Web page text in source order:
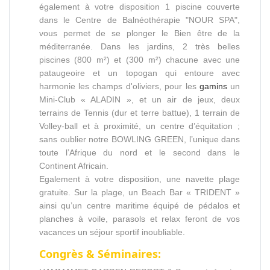
également à votre disposition 1 piscine couverte
dans le Centre de Balnéothérapie "NOUR SPA",
vous permet de se plonger le Bien être de la
méditerranée. Dans les jardins, 2 très belles
piscines (800 m²) et (300 m²) chacune avec une
pataugeoire et un topogan qui entoure avec
harmonie les champs d'oliviers, pour les gamins un
Mini-Club « ALADIN », et un air de jeux, deux
terrains de Tennis (dur et terre battue), 1 terrain de
Volley-ball et à proximité, un centre d’équitation ;
sans oublier notre BOWLING GREEN, l’unique dans
toute l’Afrique du nord et le second dans le
Continent Africain.
Egalement à votre disposition, une navette plage
gratuite. Sur la plage, un Beach Bar « TRIDENT »
ainsi qu’un centre maritime équipé de pédalos et
planches à voile, parasols et relax feront de vos
vacances un séjour sportif inoubliable.
Congrès & Séminaires: